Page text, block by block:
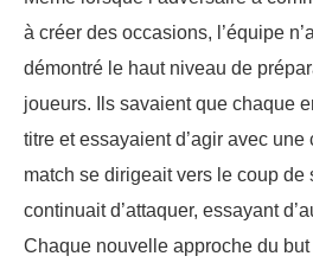
à créer des occasions, l’équipe
démontré le haut niveau de
joueurs. Ils savaient que chaque
titre et essayaient d’agir avec
match se dirigeait vers le coup de
continuait d’attaquer, essayant
Chaque nouvelle approche du